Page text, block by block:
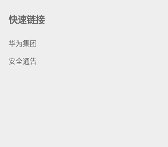
快速链接
华为集团
安全通告